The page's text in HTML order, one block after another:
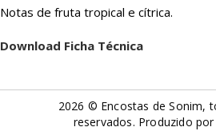
Notas de fruta tropical e cítrica.
Download Ficha Técnica
2026 © Encostas de Sonim,
reservados. Produzido por